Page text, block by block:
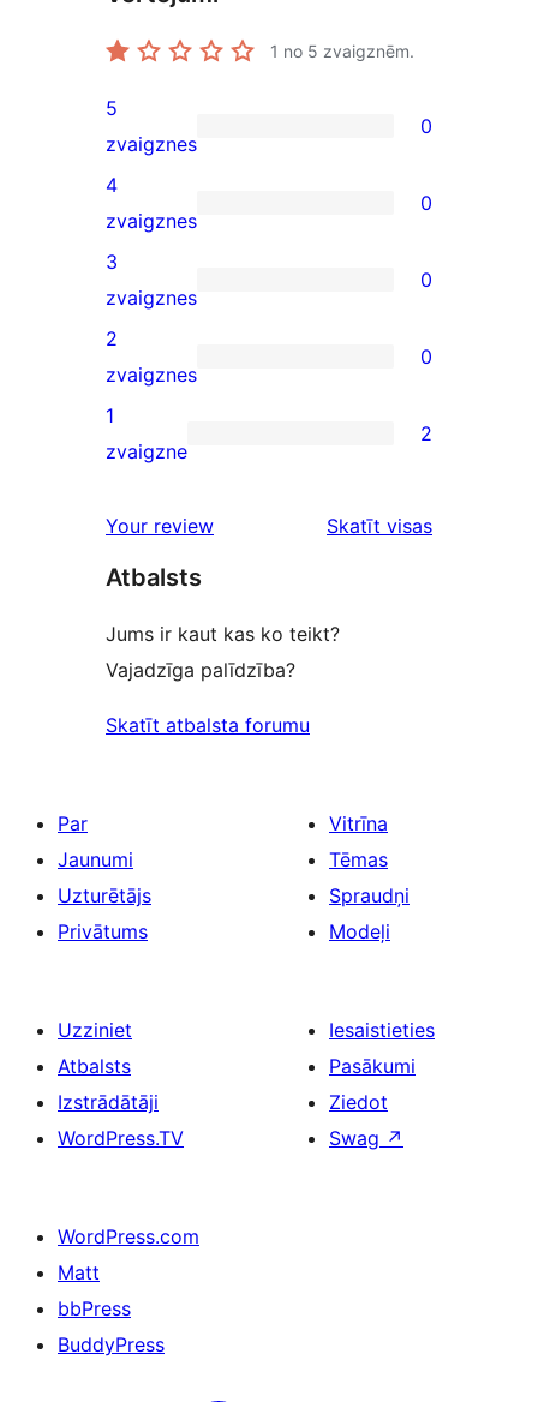
1 no 5 zvaigznēm.
0
5-
star
reviews
5
zvaigznes
0
0
4-
star
reviews
4
zvaigznes
0
0
3-
star
reviews
3
zvaigznes
0
0
2-
star
2
zvaigznes
0
2
star
1
zvaigzne
2
Your review Skatīt visasatsauksmes
Atbalsts
Jums ir kaut kas ko teikt?
Vajadzīga palīdzība?
Skatīt atbalsta forumu
Par
Jaunumi
Uzturētājs
Privātums
Vitrīna
Tēmas
Spraudņi
Modeļi
Uzziniet
Atbalsts
Izstrādātāji
WordPress.TV
Iesaistieties
Pasākumi
Ziedot
Swag ↗
WordPress.com
Matt
bbPress
BuddyPress